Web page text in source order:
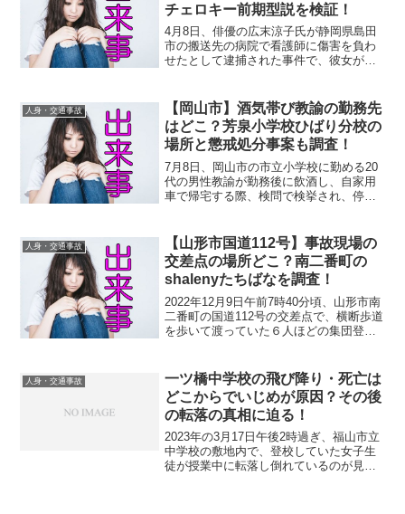
チェロキー前期型説を検証！
4月8日、俳優の広末涼子氏が静岡県島田
市の搬送先の病院で看護師に傷害を負わ
せたとして逮捕された事件で、彼女が運
は、事故当時の目撃情報が寄せられてい
て、広末氏が運転し、大破...
人身・交通事故
【岡山市】酒気帯び教諭の勤務先
はどこ？芳泉小学校ひばり分校の
場所と懲戒処分事案も調査！
7月8日、岡山市の市立小学校に勤める20
代の男性教諭が勤務後に飲酒し、自家用
車で帰宅する際、検問で検挙され、停職5
だ」と言っていることをヤフーニュース
で知りました。いっ...
人身・交通事故
【山形市国道112号】事故現場の
交差点の場所どこ？南二番町の
shalenyたちばなを調査！
2022年12月9日午前7時40分頃、山形市南
二番町の国道112号の交差点で、横断歩道
を歩いて渡っていた６人ほどの集団登校
車は児童の内の１人をはね、小学２年生
の男の子が...
人身・交通事故
一ツ橋中学校の飛び降り・死亡は
どこからでいじめが原因？その後
の転落の真相に迫る！
2023年の3月17日午後2時過ぎ、福山市立
中学校の敷地内で、登校していた女子生
徒が授業中に転落し倒れているのが見つ